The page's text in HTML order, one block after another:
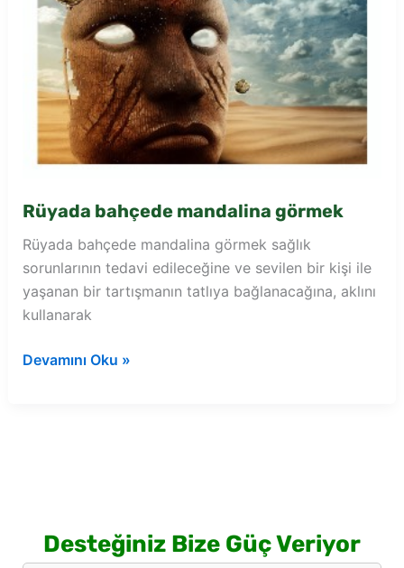
Rüyada bahçede mandalina görmek
Rüyada bahçede mandalina görmek sağlık
sorunlarının tedavi edileceğine ve sevilen bir kişi ile
yaşanan bir tartışmanın tatlıya bağlanacağına, aklını
kullanarak
Rüyada
Devamını Oku »
Desteğiniz Bize Güç Veriyor